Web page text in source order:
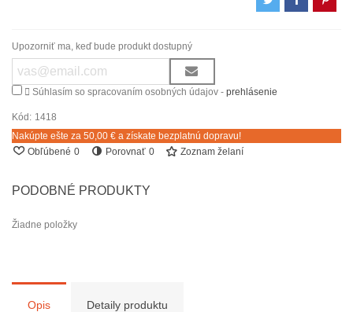
Upozorniť ma, keď bude produkt dostupný
 Súhlasím so spracovaním osobných údajov - prehlásenie
Kód: 1418
Nakúpte ešte za 50,00 € a získate bezplatnú dopravu!
Obľúbené 0 Porovnať 0 Zoznam želaní
PODOBNÉ PRODUKTY
Žiadne položky
Opis Detaily produktu